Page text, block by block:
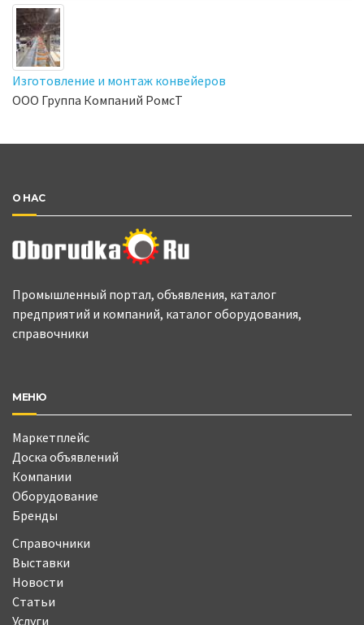
Изготовление и монтаж конвейеров
ООО Группа Компаний РомсТ
О НАС
Промышленный портал, объявления, каталог
предприятий и компаний, каталог оборудования,
справочники
МЕНЮ
Маркетплейс
Доска объявлений
Компании
Оборудование
Бренды
Справочники
Выставки
Новости
Статьи
Услуги